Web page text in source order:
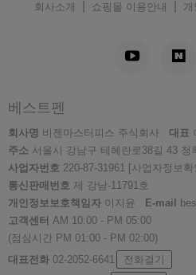
회사소개 쇼핑몰 이용안내 개
베스트펜
회사명 비젠마스터피스 주식회사 대표
주소 서울시 강남구 테헤란로38길 43 청
사업자번호 220-87-31961 [사업자정보확
통신판매번호 제 강남-11791호
개인정보보호책임자 이지윤 E-mail
고객센터 AM 10:00 - PM 05:00
(점심시간 PM 01:00 - PM 02:00)
대표전화 02-2052-6641 전화걸기